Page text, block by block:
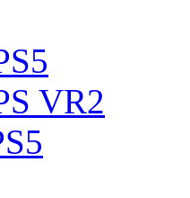
VR2